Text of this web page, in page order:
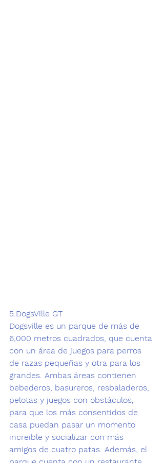
5. DogsVille GT
Dogsville es un parque de más de
6,000 metros cuadrados, que cuenta
con un área de juegos para perros
de razas pequeñas y otra para los
grandes. Ambas áreas contienen
bebederos, basureros, resbaladeros,
pelotas y juegos con obstáculos,
para que los más consentidos de
casa puedan pasar un momento
increíble y socializar con más
amigos de cuatro patas. Además, el